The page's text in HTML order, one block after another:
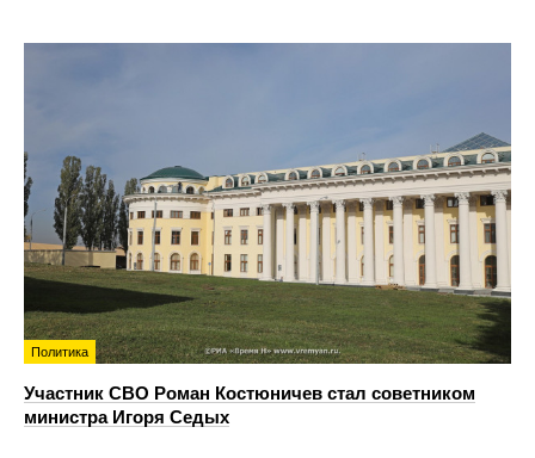
Политика
Участник СВО Роман Костюничев стал советником
министра Игоря Седых